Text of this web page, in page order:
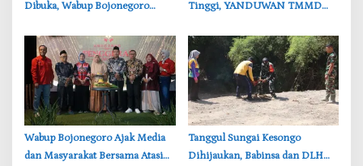
Dibuka, Wabup Bojonegoro
Bersih
Tinggi, YANDUWAN TMMD
Wabup Bojonegoro Ajak Media
dan Masyarakat Bersama Atasi
‎Tanggul Sungai Kesongo
Dihijaukan, Babinsa dan DLH